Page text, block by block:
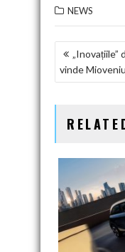
NEWS
ÎN
„Inovațiile”
vinde